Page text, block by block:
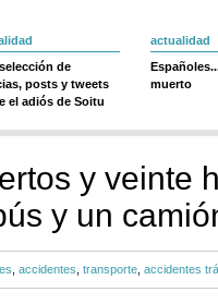
de
posts y tweets
el adiós de Soitu
actualidad
muerto
y veinte
y un
accidentes transporte accidentes